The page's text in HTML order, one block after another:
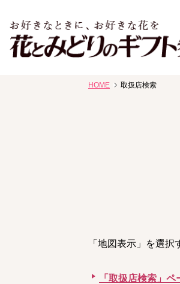
花、線香贈答におすすめのギフト
HOME 取扱店検索
「地図表示」を選択
「取扱店検索」ペ